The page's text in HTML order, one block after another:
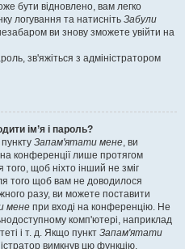
бути відновлено, вам легко
логування та натисніть Забули
ви знову зможете увійти на
зв'яжіться з адміністратором
ім’я і пароль?
Запам'ятати мене, ви
конференції лише протягом
щоб ніхто інший не зміг
того щоб вам не доводилося
разу, ви можете поставити
мене при вході на конференцію. Не
комп'ютері, наприклад
і т. д. Якщо пункт Запам'ятати
вимкнув цю функцію.